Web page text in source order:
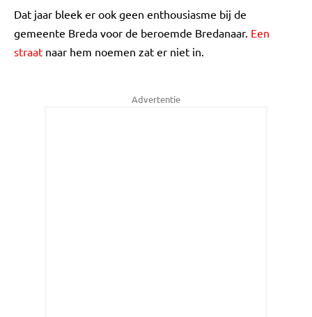
Dat jaar bleek er ook geen enthousiasme bij de
gemeente Breda voor de beroemde Bredanaar. Een
straat naar hem noemen zat er niet in.
Advertentie